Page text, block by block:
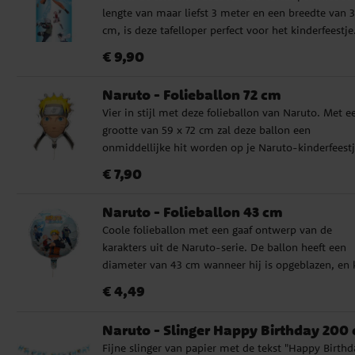
lengte van maar liefst 3 meter en een breedte van
cm, is deze tafelloper perfect voor het
Prijs :€ 9,90
€ 9,90
Naruto - Folieballon 72 cm
Vier in stijl met deze folieballon van Naruto. Met
grootte van 59 x 72 cm zal deze ballon een
onmiddellijke hit worden op je Naruto-
helium of lucht, en het heeft een zelfdichtend ventiel
ontsnapt. Maar als je de ballon met gewone lucht
opblazen, heb je een ballonpomp of een rietje nodig.
Prijs:€ 7,90
€ 7,90
Naruto - Folieballon 43 cm
Coole folieballon met een gaaf ontwerp van de
karakters uit de Naruto-serie. De ballon heeft een
diameter van 43 cm wanneer hij is opgeblazen, en
een zelfsluitend ventiel. Voor het opblazen met lucht
Prijs :€ 4,49
€ 4,49
Naruto - Slinger Happy Birthday 200
Fijne slinger van papier met de tekst "Happy